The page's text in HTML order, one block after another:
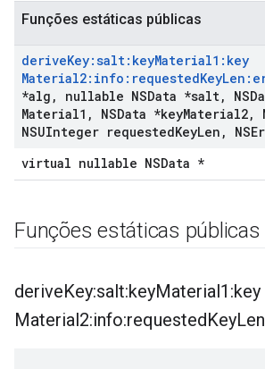
Funções estáticas públicas
deriveKey:salt:keyMaterial1:key
Material2:info:requestedKey
*alg , nullable NSData *salt,
Material1 , NSData *keyMaterial2,
NSUInteger requestedKeyLen ,
virtual nullable NSData *
Funções estáticas públicas
deriveKey:salt:keyMaterial1:key
Material2:info:requestedKey